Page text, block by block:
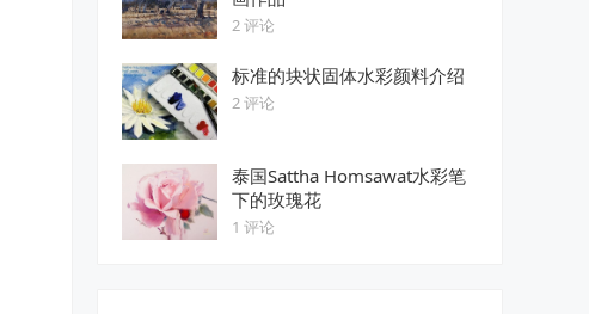
2 评论
标准的块状固体水彩颜料介绍
2 评论
泰国Sattha Homsawat水彩笔
下的玫瑰花
1 评论